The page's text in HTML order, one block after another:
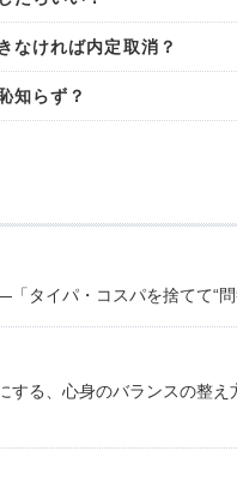
なければ内定取消？
知らず？
タイパ・コスパを捨てて“問
する、心身のバランスの整